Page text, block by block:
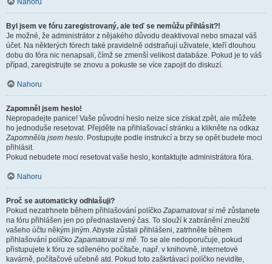
Nahoru
Byl jsem ve fóru zaregistrovaný, ale teď se nemůžu přihlásit?!
Je možné, že administrátor z nějakého důvodu deaktivoval nebo smazal váš
účet. Na některých fórech také pravidelně odstraňují uživatele, kteří dlouhou
dobu do fóra nic nenapsali, čímž se zmenší velikost databáze. Pokud je to váš
případ, zaregistrujte se znovu a pokuste se více zapojit do diskuzí.
Nahoru
Zapomněl jsem heslo!
Nepropadejte panice! Vaše původní heslo nelze sice získat zpět, ale můžete
ho jednoduše resetovat. Přejděte na přihlašovací stránku a klikněte na odkaz
Zapomněl/a jsem heslo. Postupujte podle instrukcí a brzy se opět budete moci
přihlásit.
Pokud nebudete moci resetovat vaše heslo, kontaktujte administrátora fóra.
Nahoru
Proč se automaticky odhlašuji?
Pokud nezatrhnete během přihlašování políčkoZapamatovat si mě zůstanete
na fóru přihlášen jen po přednastavený čas. To slouží k zabránění zneužití
vašeho účtu někým jiným. Abyste zůstali přihlášeni, zatrhněte během
přihlašování políčkoZapamatovat si mě. To se ale nedoporučuje, pokud
přistupujete k fóru ze sdíleného počítače, např. v knihovně, internetové
kavárně, počítačové učebně atd. Pokud toto zaškrtávací políčko nevidíte,